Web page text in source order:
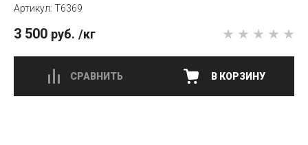
T6369
3 500 руб. /кг